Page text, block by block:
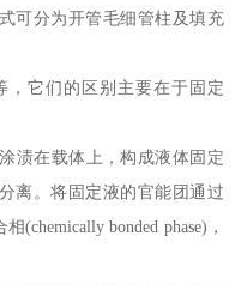
可分为开管毛细管柱及填充
它们的区别主要在于固定
渍在载体上，构成液体固定
离。将固定液的官能团通过
(chemically bonded phase)，